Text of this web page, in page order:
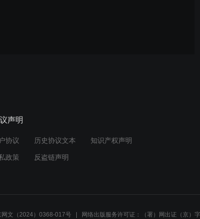
声明
协议 历史协议文本 知识产权声明
政策 反盗链声明
网文（2024）0368-017号 网络出版服务许可证：（署）网出证（京）